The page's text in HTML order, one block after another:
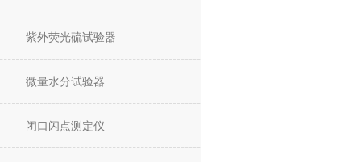
紫外荧光硫试验器
微量水分试验器
闭口闪点测定仪